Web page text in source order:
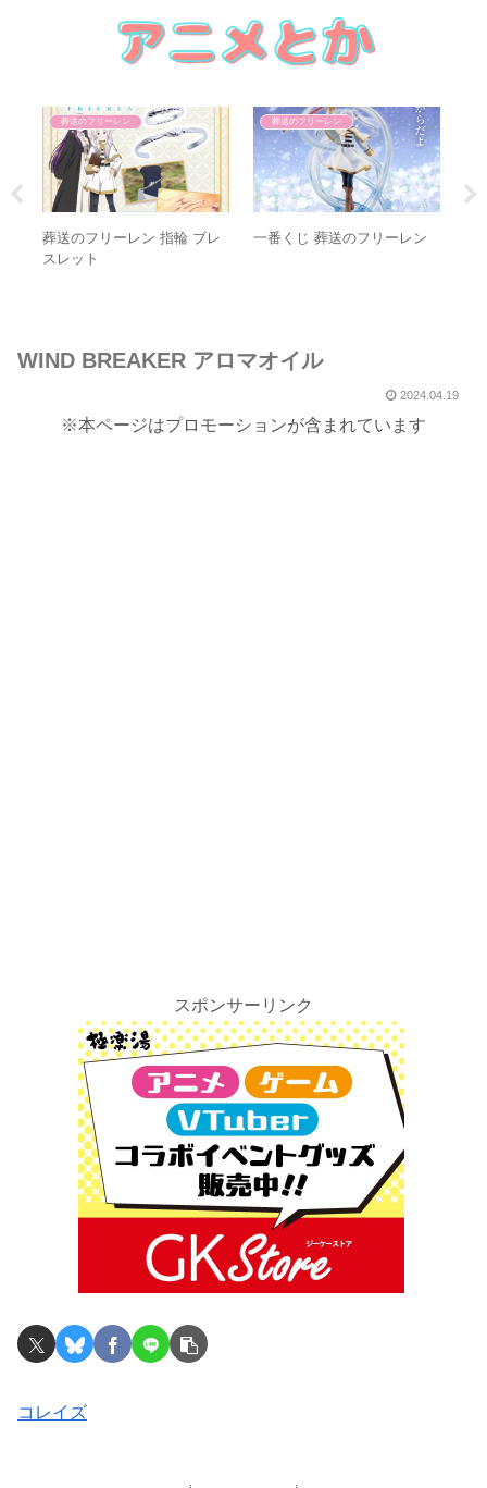
葬送のフリーレン
葬送のフリーレン 指輪 ブレ
スレット
葬送のフリーレン
一番くじ 葬送のフリーレン
WIND BREAKER アロマオイル
2024.04.19
※本ページはプロモーションが含まれています
スポンサーリンク
コレイズ